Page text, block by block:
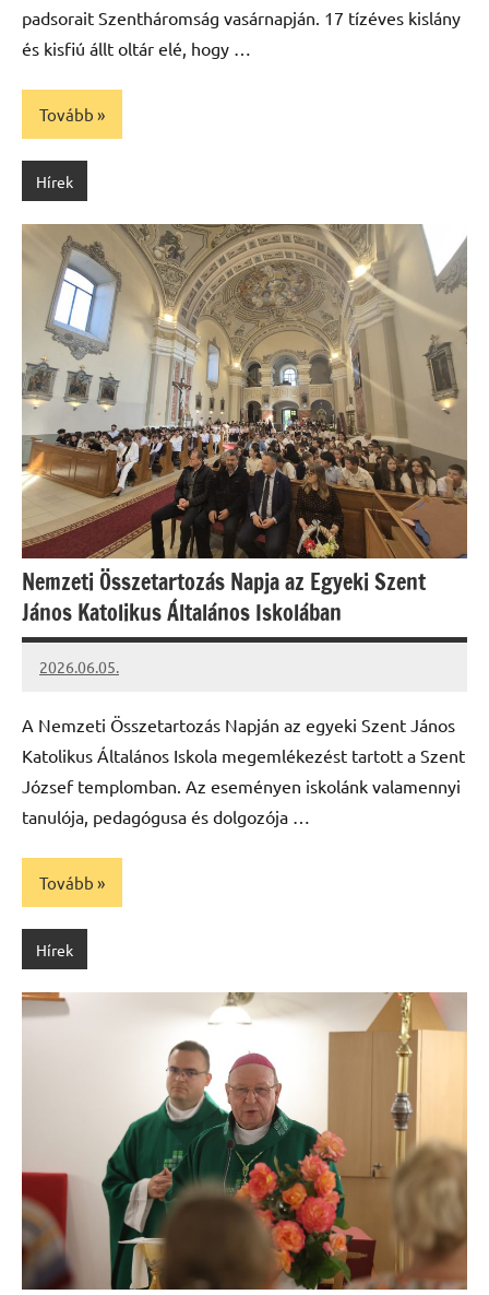
padsorait Szentháromság vasárnapján. 17 tízéves kislány
és kisfiú állt oltár elé, hogy …
Tovább
Hírek
Nemzeti Összetartozás Napja az Egyeki Szent
János Katolikus Általános Iskolában
2026.06.05.
Leiszt
A Nemzeti Összetartozás Napján az egyeki Szent János
Katolikus Általános Iskola megemlékezést tartott a Szent
József templomban. Az eseményen iskolánk valamennyi
tanulója, pedagógusa és dolgozója …
Tovább
Hírek